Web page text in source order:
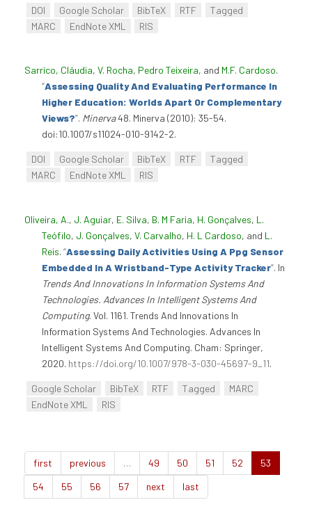
DOI Google Scholar BibTeX RTF
Tagged
MARC
EndNote XML RIS
Sarrico, Cláudia, V. Rocha, Pedro Teixeira, and M.F. Cardoso.
“Assessing Quality And Evaluating Performance In
Higher Education: Worlds Apart Or Complementary
Views?”. Minerva48. Minerva (2010): 35-54.
doi:10.1007/s11024-010-9142-2.
DOI Google Scholar BibTeX RTF
Tagged
MARC
EndNote XML RIS
Oliveira, A., J. Aguiar, E. Silva, B. M Faria, H. Gonçalves, L.
Teófilo, J. Gonçalves, V. Carvalho, H. L Cardoso, and L.
Reis. “Assessing Daily Activities Using A Ppg Sensor
Embedded In A Wristband-Type Activity Tracker”. In
Trends And Innovations In Information Systems And
Technologies. Advances In Intelligent Systems And
Computing. Vol. 1161. Trends And Innovations In
Information Systems And Technologies. Advances In
Intelligent Systems And Computing. Cham: Springer,
2020. https://doi.org/10.1007/978-3-030-45697-9_11.
Google Scholar BibTeX RTF Tagged
MARC
EndNote XML
RIS
first previous … 49 50 51 52
53
54
55 56 57 next last